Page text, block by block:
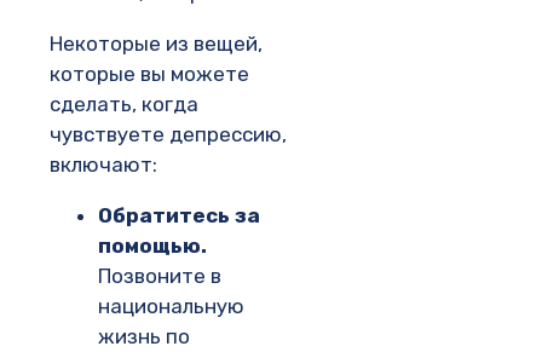
Некоторые из вещей,
которые вы можете
сделать, когда
чувствуете депрессию,
включают:
Обратитесь за
помощью.
Позвоните в
национальную
жизнь по